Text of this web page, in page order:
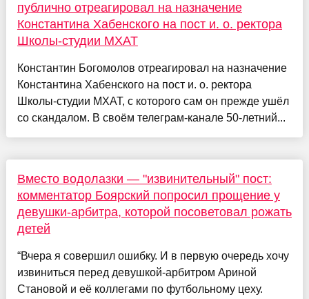
публично отреагировал на назначение
Константина Хабенского на пост и. о. ректора
Школы-студии МХАТ
Константин Богомолов отреагировал на назначение
Константина Хабенского на пост и. о. ректора
Школы-студии МХАТ, с которого сам он прежде ушёл
со скандалом. В своём телеграм-канале 50-летний...
Вместо водолазки — "извинительный" пост:
комментатор Боярский попросил прощение у
девушки-арбитра, которой посоветовал рожать
детей
“Вчера я совершил ошибку. И в первую очередь хочу
извиниться перед девушкой-арбитром Ариной
Становой и её коллегами по футбольному цеху.